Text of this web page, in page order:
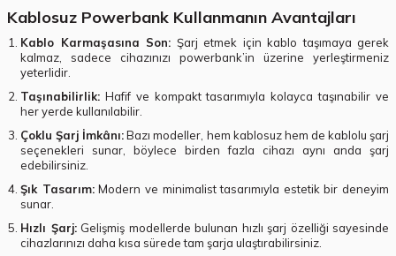
Kablosuz Powerbank Kullanmanın Avantajları
Kablo Karmaşasına Son: Şarj etmek için kablo taşımaya gerek
kalmaz, sadece cihazınızı powerbank’in üzerine yerleştirmeniz
yeterlidir.
Taşınabilirlik: Hafif ve kompakt tasarımıyla kolayca taşınabilir ve
her yerde kullanılabilir.
Çoklu Şarj İmkânı:Bazı modeller, hem kablosuz hem de kablolu şarj
seçenekleri sunar, böylece birden fazla cihazı aynı anda şarj
edebilirsiniz.
Şık Tasarım:Modern ve minimalist tasarımıyla estetik bir deneyim
sunar.
Hızlı Şarj:Gelişmiş modellerde bulunan hızlı şarj özelliği sayesinde
cihazlarınızı daha kısa sürede tam şarja ulaştırabilirsiniz.